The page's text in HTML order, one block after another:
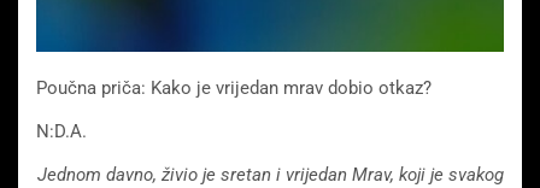
Poučna priča: Kako je vrijedan mrav dobio otkaz?
N:D.A.
Jednom davno, živio je sretan i vrijedan Mrav, koji je svakog